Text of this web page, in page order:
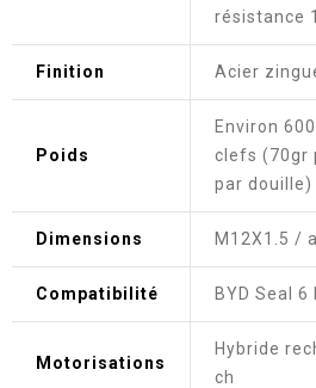
résistance
Finition Acier
Poids
Environ
clefs (70gr
par douille)
Dimensions M12X1.5 /
Compatibilité BYD Seal
Motorisations
Hybride
ch